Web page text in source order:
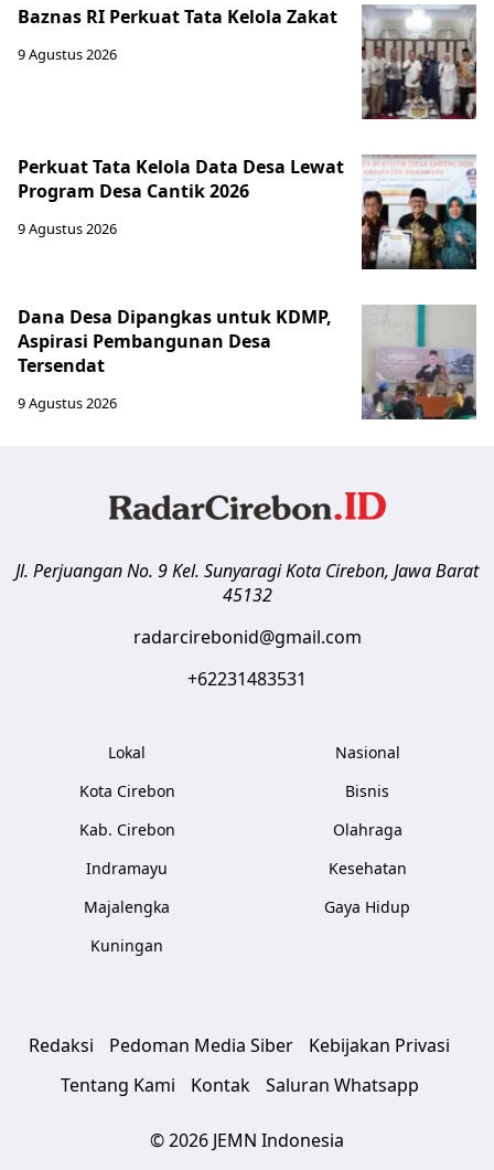
Baznas RI Perkuat Tata Kelola Zakat
9 Agustus 2026
Perkuat Tata Kelola Data Desa Lewat
Program Desa Cantik 2026
9 Agustus 2026
Dana Desa Dipangkas untuk KDMP,
Aspirasi Pembangunan Desa
Tersendat
9 Agustus 2026
Jl. Perjuangan No. 9 Kel. SunyaragiKota Cirebon, Jawa Barat
45132
radarcirebonid@gmail.com
+62231483531
Lokal
Kota Cirebon
Kab. Cirebon
Indramayu
Majalengka
Kuningan
Nasional
Bisnis
Olahraga
Kesehatan
Gaya Hidup
Redaksi Pedoman Media Siber
Kebijakan Privasi
Tentang Kami
Kontak Saluran Whatsapp
© 2026 JEMN Indonesia